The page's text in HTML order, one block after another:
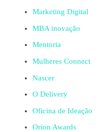
Marketing Digital
MBA inovação
Mentoria
Mulheres Connect
Nascer
O Delivery
Oficina de Ideação
Orion Awards